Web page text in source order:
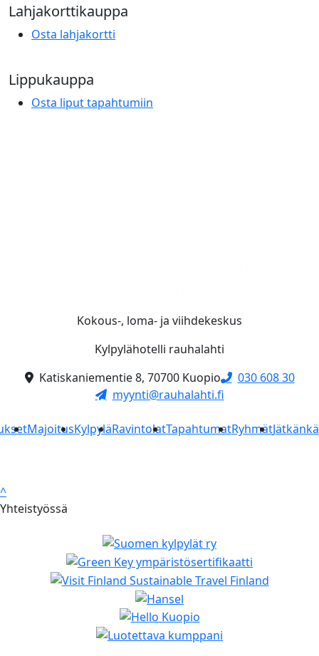
Lahjakorttikauppa
Osta lahjakortti
Lippukauppa
Osta liput tapahtumiin
Kokous-, loma- ja viihdekeskus
Kylpylähotelli rauhalahti
Katiskaniementie 8, 70700 Kuopio
030 608 30
myynti@rauhalahti.fi
MajoitusKylpyläRavintolatTapahtumatRyhmät
^
Yhteistyössä